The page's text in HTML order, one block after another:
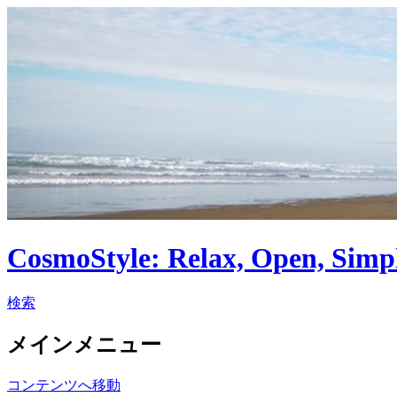
CosmoStyle: Relax, Open,
検索
メインメニュー
コンテンツへ移動